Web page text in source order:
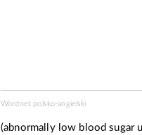
Wordnet polsko-angielski
(abnormally low blood sugar